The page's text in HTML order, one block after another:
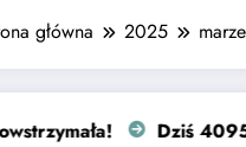
główna 2025
Dziś 4095 osób